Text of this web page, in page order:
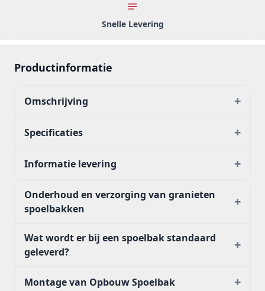
Snelle Levering
Productinformatie
Omschrijving +
Specificaties +
Informatie levering +
Onderhoud en verzorging van granieten
spoelbakken
+
Wat wordt er bij een spoelbak standaard
geleverd?
+
Montage van Opbouw Spoelbak +